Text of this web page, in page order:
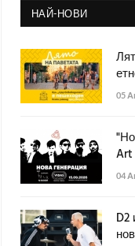
НАЙ-НОВИ
05
Art
04
D2